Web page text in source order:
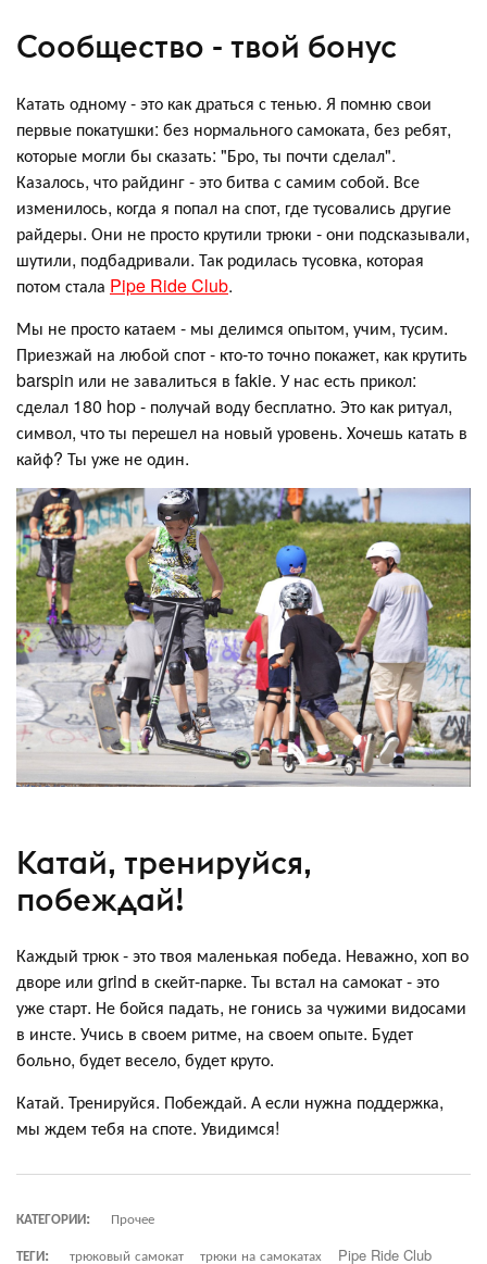
Сообщество - твой бонус
Катать одному - это как драться с тенью. Я помню свои
первые покатушки: без нормального самоката, без ребят,
которые могли бы сказать: "Бро, ты почти сделал".
Казалось, что райдинг - это битва с самим собой. Все
изменилось, когда я попал на спот, где тусовались другие
райдеры. Они не просто крутили трюки - они подсказывали,
шутили, подбадривали. Так родилась тусовка, которая
потом стала Pipe Ride Club.
Мы не просто катаем - мы делимся опытом, учим, тусим.
Приезжай на любой спот - кто-то точно покажет, как крутить
barspin или не завалиться в fakie. У нас есть прикол:
сделал 180 hop - получай воду бесплатно. Это как ритуал,
символ, что ты перешел на новый уровень. Хочешь катать в
кайф? Ты уже не один.
Катай, тренируйся,
побеждай!
Каждый трюк - это твоя маленькая победа. Неважно, хоп во
дворе или grind в скейт-парке. Ты встал на самокат - это
уже старт. Не бойся падать, не гонись за чужими видосами
в инсте. Учись в своем ритме, на своем опыте. Будет
больно, будет весело, будет круто.
Катай. Тренируйся. Побеждай. А если нужна поддержка,
мы ждем тебя на споте. Увидимся!
КАТЕГОРИИ:
Прочее
ТЕГИ:
трюковый самокат трюки на самокатах Pipe Ride Club